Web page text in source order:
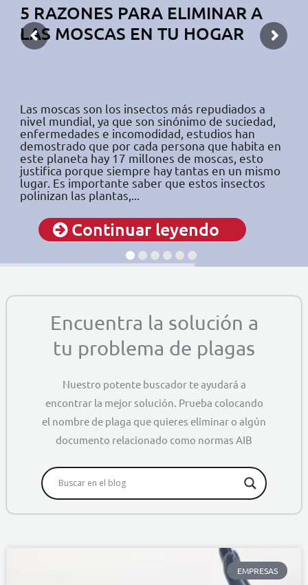
Las moscas son los insectos más repudiados a
nivel mundial, ya que son sinónimo de suciedad,
enfermedades e incomodidad, estudios han
demostrado que por cada persona que habita en
este planeta hay 17 millones de moscas, esto
justifica porque siempre hay tantas en un mismo
lugar. Es importante saber que estos insectos
polinizan las plantas,...
Continuar leyendo
5 RAZONES PARA ELIMINAR A
LAS MOSCAS EN TU HOGAR
Encuentra la solución a
tu problema de plagas
Nuestro potente buscador te ayudará a
encontrar la mejor solución. Prueba colocando
el nombre de plaga que quieres eliminar o algún
documento relacionado como normas AIB
EMPRESAS